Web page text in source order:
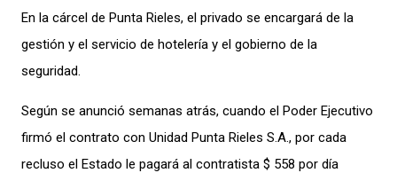
En la cárcel de Punta Rieles, el privado se encargará de la
gestión y el servicio de hotelería y el gobierno de la
seguridad.
Según se anunció semanas atrás, cuando el Poder Ejecutivo
firmó el contrato con Unidad Punta Rieles S.A., por cada
recluso el Estado le pagará al contratista $ 558 por día